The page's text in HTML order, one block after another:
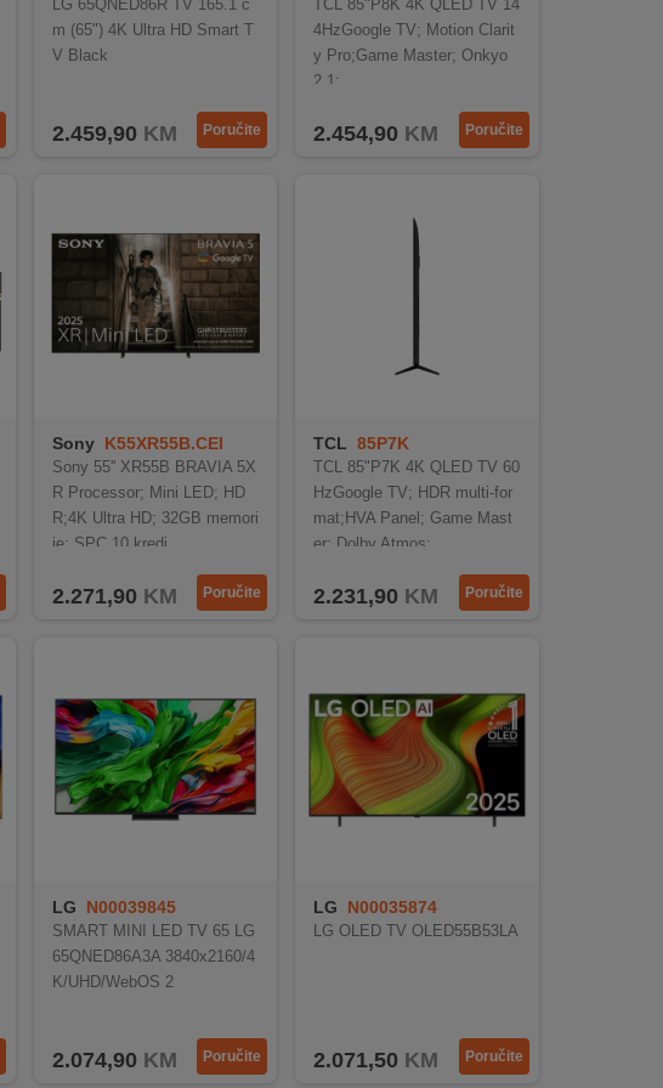
LG 65QNED86R TV 165.1 c
m (65") 4K Ultra HD Smart T
V Black
2.459,90 KM Poručite
TCL 85"P8K 4K QLED TV 14
4HzGoogle TV; Motion Clarit
y Pro;Game Master; Onkyo
2.1;
2.454,90 KM Poručite
Sony K55XR55B.CEI
Sony 55'' XR55B BRAVIA 5X
R Processor; Mini LED; HD
R;4K Ultra HD; 32GB memori
je; SPC 10 kredi
2.271,90 KM Poručite
TCL 85P7K
TCL 85"P7K 4K QLED TV 60
HzGoogle TV; HDR multi-for
mat;HVA Panel; Game Mast
er; Dolby Atmos;
2.231,90 KM Poručite
LG N00039845
SMART MINI LED TV 65 LG
65QNED86A3A 3840x2160/4
K/UHD/WebOS 2
2.074,90 KM Poručite
LG N00035874
LG OLED TV OLED55B53LA
2.071,50 KM Poručite